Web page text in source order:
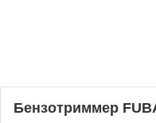
Бензотриммер